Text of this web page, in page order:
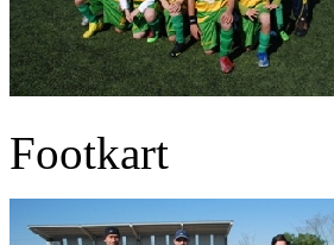
Footkart